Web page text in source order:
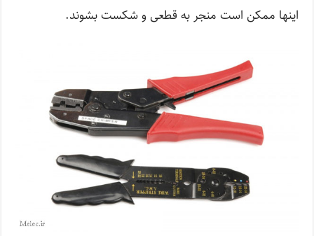
اینها ممکن است منجر به قطعی و شکست بشوند.